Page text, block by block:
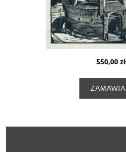
550,00 zł